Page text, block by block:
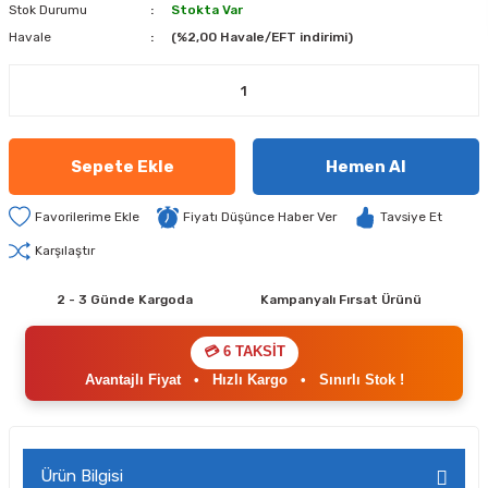
Stok Durumu
Stokta Var
Havale
(%2,00 Havale/EFT indirimi)
Sepete Ekle Hemen Al
Fiyatı Düşünce Haber Ver Tavsiye Et
Karşılaştır
2 - 3 Günde Kargoda Kampanyalı Fırsat Ürünü
💳 6 TAKSİT
Avantajlı Fiyat• Hızlı Kargo• Sınırlı Stok !
Ürün Bilgisi